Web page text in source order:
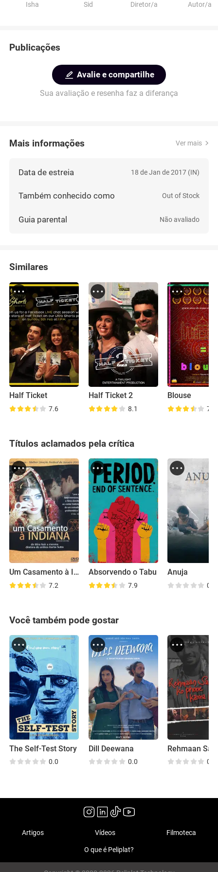
Isha
Sid
Diretor/a
Autor/a
Publicações
Avalie e compartilhe
Sua avaliação e resenha faz a diferança
Mais informações Ver mais
Data de estreia 18 de Jan de 2017 (IN)
Também conhecido como Out of Stock
Guia parental Não avaliado
Similares
Half Ticket
7.6
Half Ticket 2
8.1
Blouse
7.3
Títulos aclamados pela crítica
Um Casamento à Indiana
7.2
Absorvendo o Tabu
7.9
Anuja
0.0
Você também pode gostar
The Self-Test Story
0.0
Dill Deewana
0.0 0.0
Artigos Vídeos Filmoteca
O que é Peliplat?